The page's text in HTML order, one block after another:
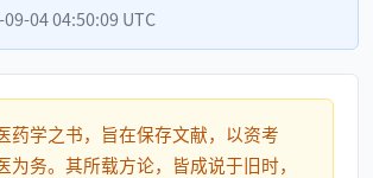
04 04:50:09 UTC
药学之书，旨在保存文献，以资考
为务。其所载方论，皆成说于旧时，